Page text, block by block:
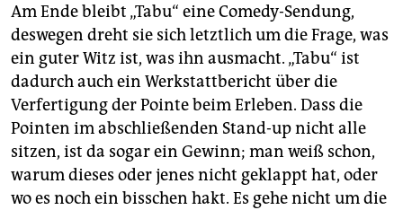
Am Ende bleibt „Tabu“ eine Comedy-Sendung,
deswegen dreht sie sich letztlich um die Frage, was
ein guter Witz ist, was ihn ausmacht. „Tabu“ ist
dadurch auch ein Werkstattbericht über die
Verfertigung der Pointe beim Erleben. Dass die
Pointen im abschließenden Stand-up nicht alle
sitzen, ist da sogar ein Gewinn; man weiß schon,
warum dieses oder jenes nicht geklappt hat, oder
wo es noch ein bisschen hakt. Es gehe nicht um die